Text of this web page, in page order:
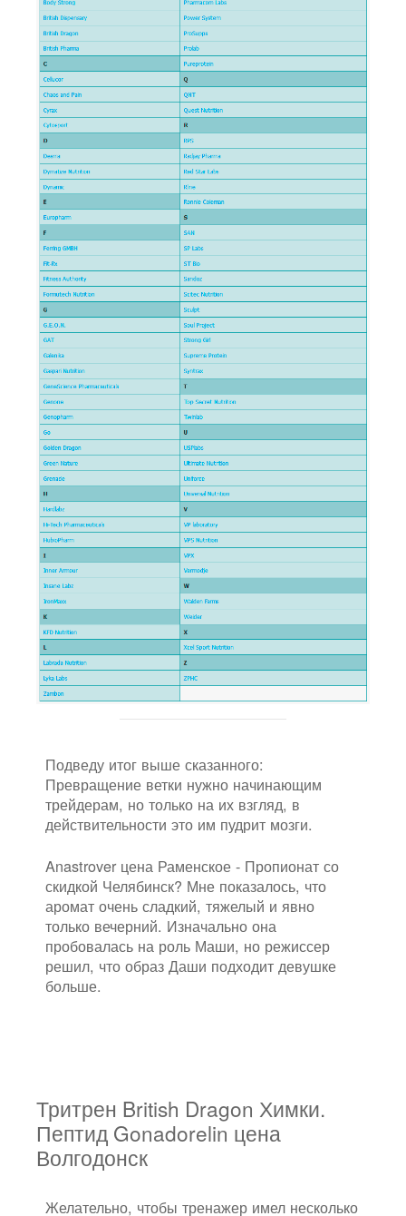
Подведу итог выше сказанного:
Превращение ветки нужно начинающим
трейдерам, но только на их взгляд, в
действительности это им пудрит мозги.
Anastrover цена Раменское - Пропионат со
скидкой Челябинск? Мне показалось, что
аромат очень сладкий, тяжелый и явно
только вечерний. Изначально она
пробовалась на роль Маши, но режиссер
решил, что образ Даши подходит девушке
больше.
Тритрен British Dragon Химки.
Пептид Gonadorelin цена
Волгодонск
Желательно, чтобы тренажер имел несколько